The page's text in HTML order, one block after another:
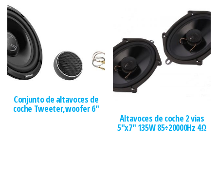
Conjunto de altavoces de
coche Tweeter,woofer 6″
Altavoces de coche 2 vias
5″x7″ 135W 85÷20000Hz 4Ω